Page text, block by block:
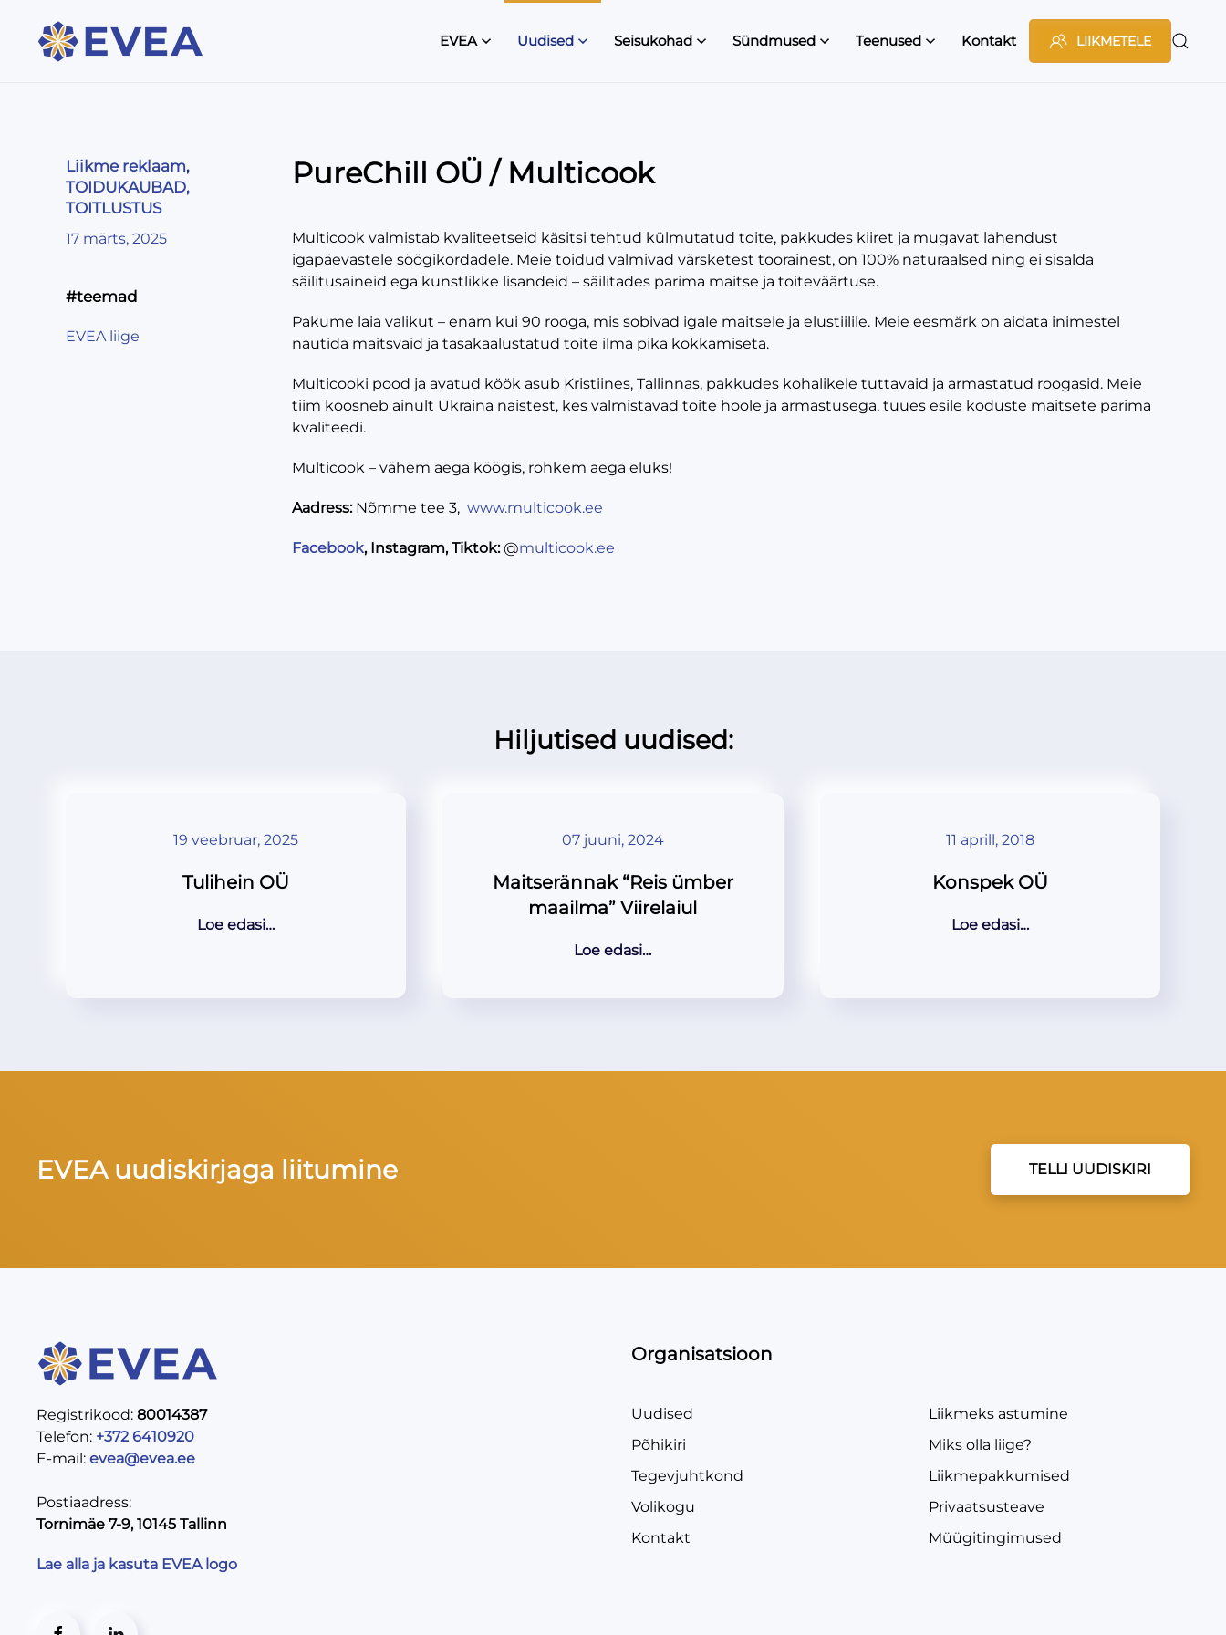
EVEA Uudised Seisukohad Sündmused Teenused Kontakt LIIKMETELE
Liikme reklaam,
TOIDUKAUBAD,
TOITLUSTUS
17 märts, 2025
#teemad
EVEA liige
PureChill OÜ / Multicook
Multicook valmistab kvaliteetseid käsitsi tehtud külmutatud toite, pakkudes kiiret ja mugavat lahendust
igapäevastele söögikordadele. Meie toidud valmivad värsketest toorainest, on 100% naturaalsed ning ei sisalda
säilitusaineid ega kunstlikke lisandeid – säilitades parima maitse ja toiteväärtuse.
Pakume laia valikut – enam kui 90 rooga, mis sobivad igale maitsele ja elustiilile. Meie eesmärk on aidata inimestel
nautida maitsvaid ja tasakaalustatud toite ilma pika kokkamiseta.
Multicooki pood ja avatud köök asub Kristiines, Tallinnas, pakkudes kohalikele tuttavaid ja armastatud roogasid. Meie
tiim koosneb ainult Ukraina naistest, kes valmistavad toite hoole ja armastusega, tuues esile koduste maitsete parima
kvaliteedi.
Multicook – vähem aega köögis, rohkem aega eluks!
Aadress: Nõmme tee 3, www.multicook.ee
Facebook, Instagram, Tiktok:@multicook.ee
Hiljutised uudised:
19 veebruar, 2025
Tulihein OÜ
Loe edasi…
07 juuni, 2024
Maitserännak “Reis ümber
maailma” Viirelaiul
Loe edasi…
11 aprill, 2018
Konspek OÜ
Loe edasi…
EVEA uudiskirjaga liitumine TELLI UUDISKIRI
Registrikood: 80014387
Telefon: +372 6410920
E-mail: evea@evea.ee
Postiaadress:
Tornimäe 7-9, 10145 Tallinn
Lae alla ja kasuta EVEA logo
Organisatsioon
Uudised
Põhikiri
Tegevjuhtkond
Volikogu
Kontakt
Liikmeks astumine
Miks olla liige?
Liikmepakkumised
Privaatsusteave
Müügitingimused